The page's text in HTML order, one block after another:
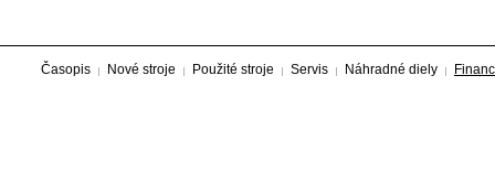
Časopis Nové stroje Použité stroje Servis Náhradné diely